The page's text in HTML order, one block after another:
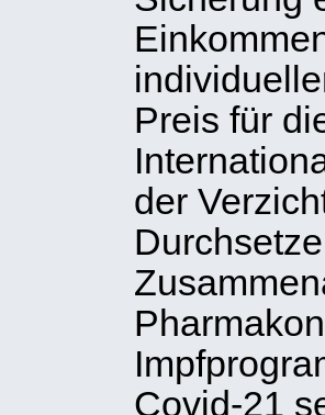
Preis für
der
Covid-21